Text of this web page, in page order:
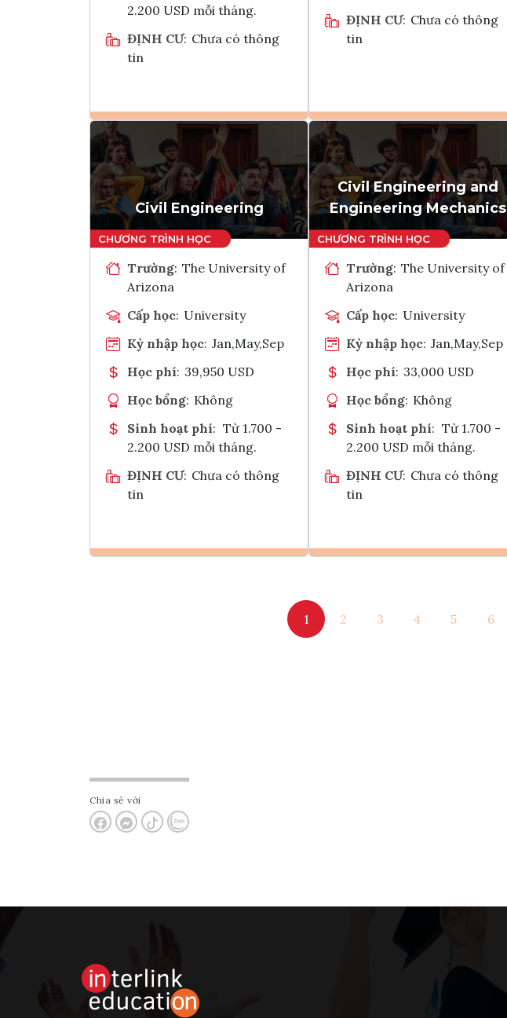
2.200 USD mỗi tháng.
ĐỊNH CƯ: Chưa có thông
tin
Ghi danh
Tham vấn Interlink
ĐỊNH CƯ: Chưa có thông
tin
Ghi danh
Tham vấn Interlink
Civil Engineering
Trường: The University of
Arizona
Cấp học: University
Kỳ nhập học: Jan,May,Sep
Học phí: 39,950 USD
Học bổng: Không
Sinh hoạt phí: Từ 1.700 -
2.200 USD mỗi tháng.
ĐỊNH CƯ: Chưa có thông
tin
Civil Engineering and
Engineering Mechanics
Trường: The University of
Arizona
Cấp học: University
Kỳ nhập học: Jan,May,Sep
Học phí: 33,000 USD
Học bổng: Không
Sinh hoạt phí: Từ 1.700 -
2.200 USD mỗi tháng.
ĐỊNH CƯ: Chưa có thông
tin
Tham vấn Interlink
1 2 3 4 5 6
Chia sẻ với